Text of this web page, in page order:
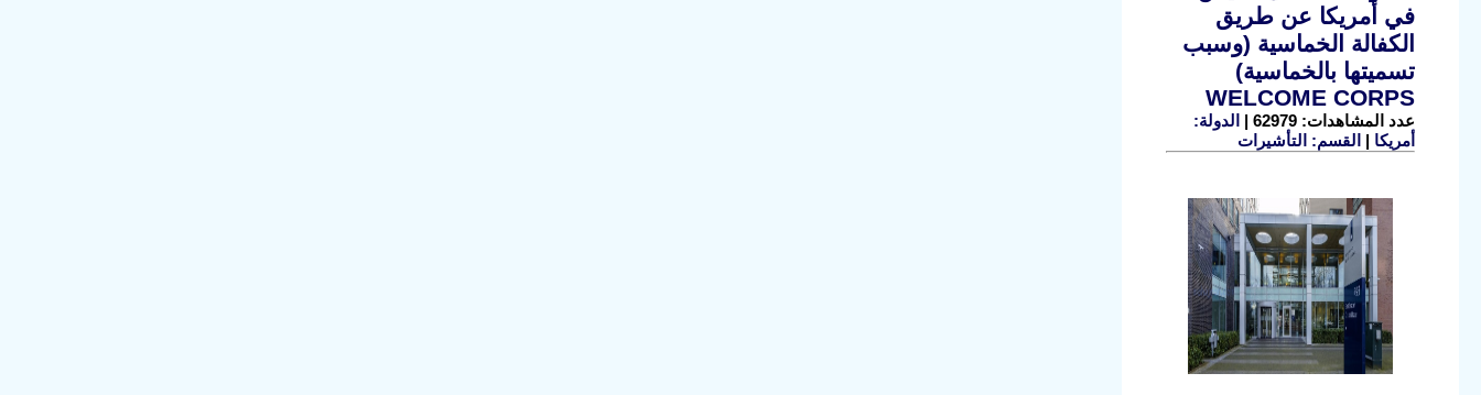
في أمريكا عن طريق
الكفالة الخماسية (وسبب
تسميتها بالخماسية)
WELCOME CORPS
عدد المشاهدات: 62979 |
الدولة:
أمريكا | القسم: التأشيرات